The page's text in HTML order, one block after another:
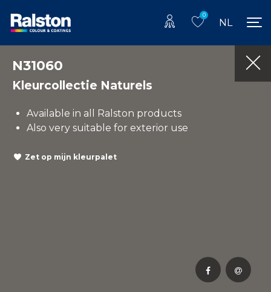
0
NL
N31060
Kleurcollectie Naturels
Available in all Ralston products
Also very suitable for exterior use
Zet op mijn kleurpalet